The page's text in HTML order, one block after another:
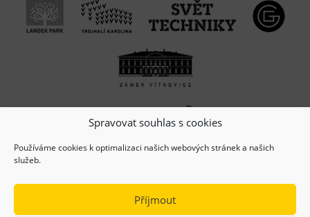
Spravovat souhlas s cookies
Používáme cookies k optimalizaci našich webových stránek a našich
služeb.
Příjmout